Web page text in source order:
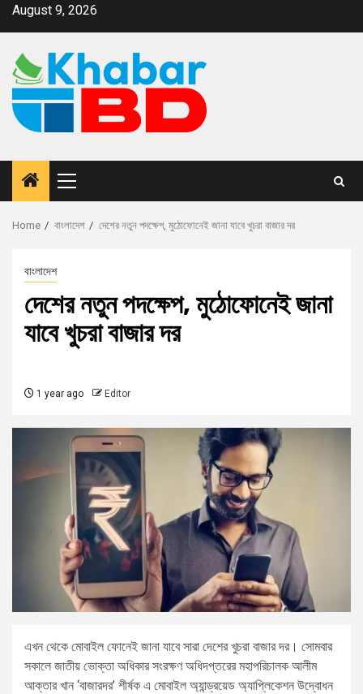
August 9, 2026
Home বাংলাদেশ দেশের নতুন পদক্ষেপ, মুঠোফোনেই জানা যাবে খুচরা বাজার দর
বাংলাদেশ
দেশের নতুন পদক্ষেপ, মুঠোফোনেই জানা
যাবে খুচরা বাজার দর
1 year ago Editor
এখন থেকে মোবাইল ফোনেই জানা যাবে সারা দেশের খুচরা বাজার দর। সোমবার
সকালে জাতীয় ভোক্তা অধিকার সংরক্ষণ অধিদপ্তরের মহাপরিচালক আলীম
আক্তার খান ‘বাজারদর’ শীর্ষক এ মোবাইল অ্যান্ড্রয়েড অ্যাপ্লিকেশন উদ্বোধন